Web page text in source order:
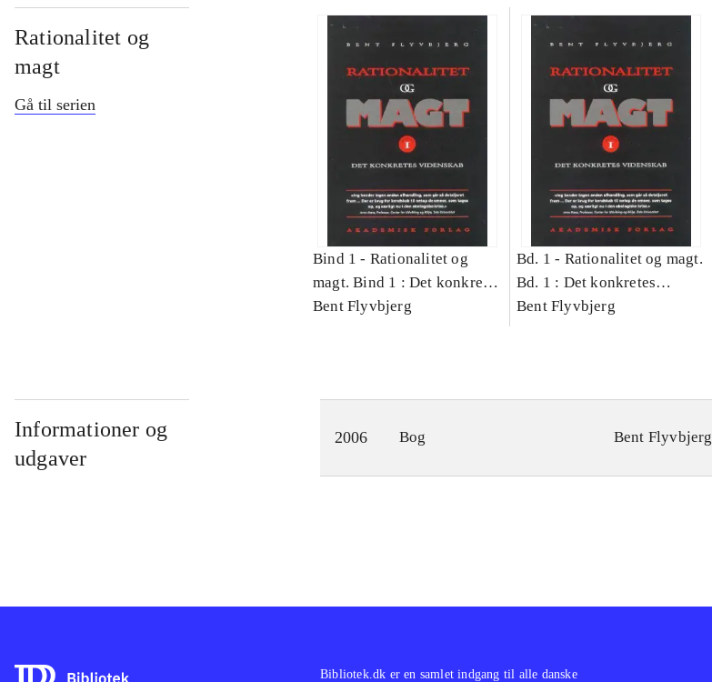
Rationalitet og
magt
Gå til serien
Bind 1 - Rationalitet og
magt. Bind 1 : Det konkretes
videnskab
Bent Flyvbjerg
Bd. 1 - Rationalitet og magt.
Bd. 1 : Det konkretes
videnskab
Bent Flyvbjerg
Informationer og
udgaver
2006 Bog Bent Flyvbjerg
Bibliotek.dk er en samlet indgang til alle danske